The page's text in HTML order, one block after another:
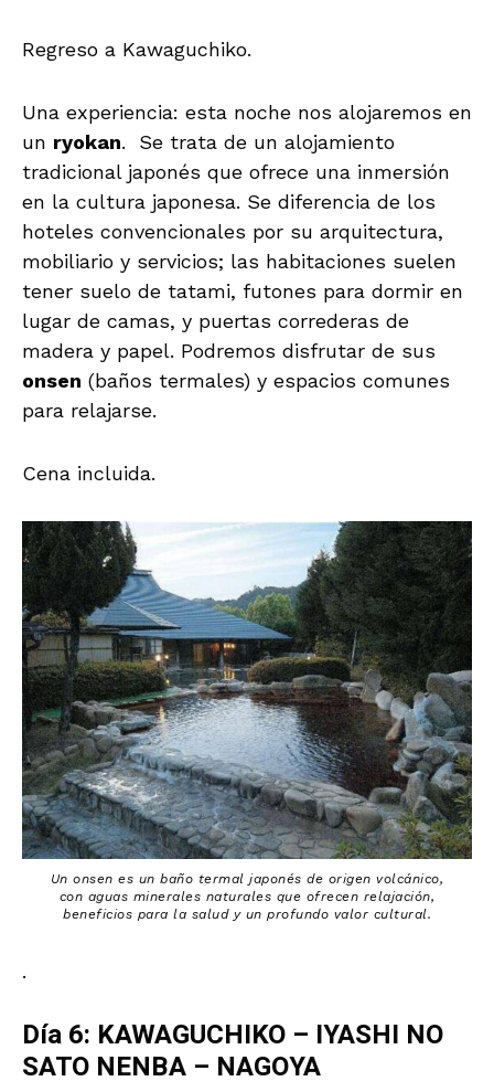
Regreso a Kawaguchiko.
Una experiencia: esta noche nos alojaremos en
un ryokan. Se trata de un alojamiento
tradicional japonés que ofrece una inmersión
en la cultura japonesa. Se diferencia de los
hoteles convencionales por su arquitectura,
mobiliario y servicios; las habitaciones suelen
tener suelo de tatami, futones para dormir en
lugar de camas, y puertas correderas de
madera y papel. Podremos disfrutar de sus
onsen (baños termales) y espacios comunes
para relajarse.
Cena incluida.
Un onsen es un baño termal japonés de origen volcánico,
con aguas minerales naturales que ofrecen relajación,
beneficios para la salud y un profundo valor cultural.
.
Día 6: KAWAGUCHIKO – IYASHI NO
SATO NENBA – NAGOYA